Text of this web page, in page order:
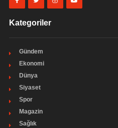
Kategoriler
Gündem
Ekonomi
Dünya
Siyaset
Spor
Magazin
Sağlık